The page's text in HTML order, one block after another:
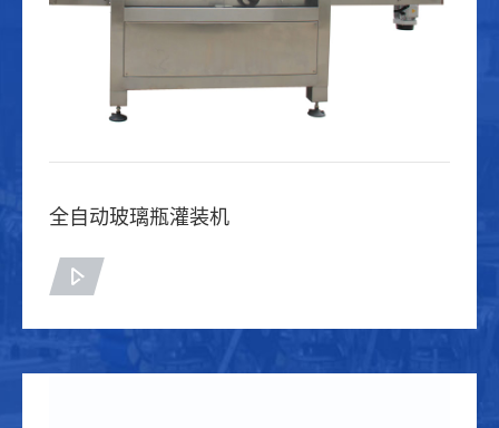
全自动玻璃瓶灌装机
看详情